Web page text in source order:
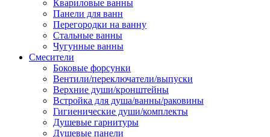
Квариловые ванны
Панели для ванн
Перегородки на ванну
Стальные ванны
Чугунные ванны
Смесители
Боковые форсунки
Вентили/переключатели/выпуски
Верхние души/кронштейны
Встройка для душа/ванны/раковины
Гигиенические души/комплекты
Душевые гарнитуры
Душевые панели